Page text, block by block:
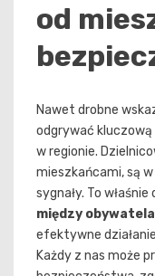
od
Nawet drobne
odgrywać
w regionie.
mieszkańcami, są
sygnały. To
między
efektywne
Każdy z nas może